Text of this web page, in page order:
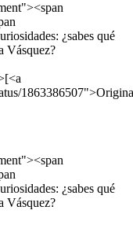
¿sabes qué
Vásquez?
¿sabes qué
Vásquez?